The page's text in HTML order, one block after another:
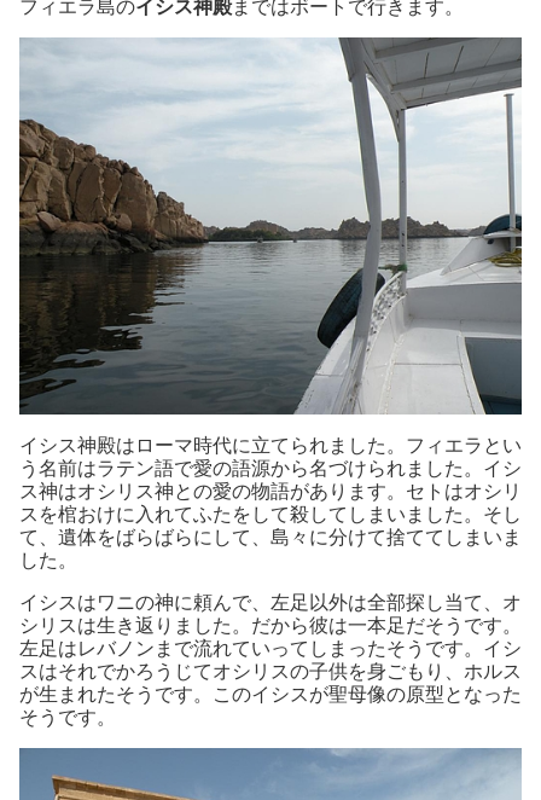
フィエラ島のイシス神殿まではボートで行きます。
イシス神殿はローマ時代に立てられました。フィエラとい
う名前はラテン語で愛の語源から名づけられました。イシ
ス神はオシリス神との愛の物語があります。セトはオシリ
スを棺おけに入れてふたをして殺してしまいました。そし
て、遺体をばらばらにして、島々に分けて捨ててしまいま
した。
イシスはワニの神に頼んで、左足以外は全部探し当て、オ
シリスは生き返りました。だから彼は一本足だそうです。
左足はレバノンまで流れていってしまったそうです。イシ
スはそれでかろうじてオシリスの子供を身ごもり、ホルス
が生まれたそうです。このイシスが聖母像の原型となった
そうです。